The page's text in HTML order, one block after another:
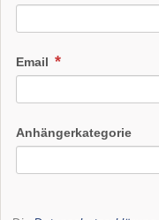
Email
Anhängerkategorie